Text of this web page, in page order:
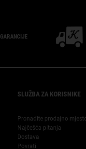
GARANCIJE
SLUŽBA ZA KORISNIKE
Pronađite prodajno
Najčešća pitanja
Dostava
Povrati